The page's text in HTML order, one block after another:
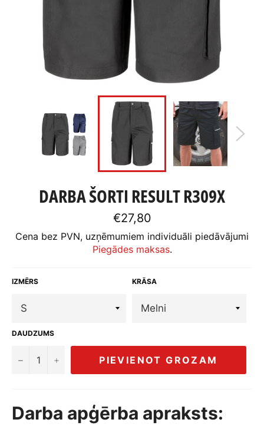
DARBA ŠORTI RESULT R309X
Standarta
cena
€27,80
Cena bez PVN, uzņēmumiem individuāli piedāvājumi
Piegādes maksas.
IZMĒRS KRĀSA
DAUDZUMS
− + PIEVIENOT GROZAM
Darba apģērba apraksts: